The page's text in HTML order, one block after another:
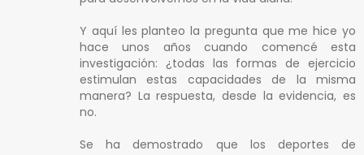
Y aquí les planteo la pregunta que me hice yo
hace unos años cuando comencé esta
investigación: ¿todas las formas de ejercicio
estimulan estas capacidades de la misma
manera? La respuesta, desde la evidencia, es
no.
Se ha demostrado que los deportes de